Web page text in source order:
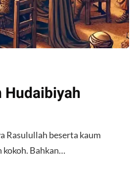
Hudaibiyah
Rasulullah beserta kaum
kokoh. Bahkan…